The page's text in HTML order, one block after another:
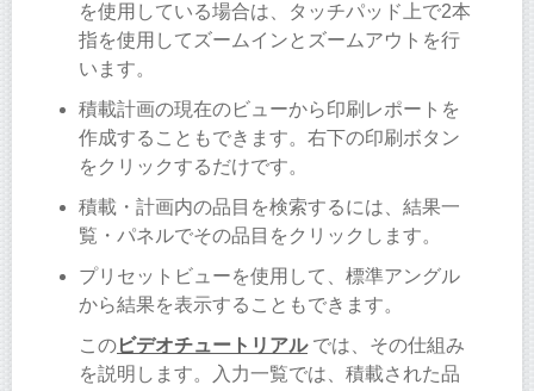
を使用している場合は、タッチパッド上で2本
指を使用してズームインとズームアウトを行
います。
積載計画の現在のビューから印刷レポートを
作成することもできます。右下の印刷ボタン
をクリックするだけです。
積載・計画内の品目を検索するには、結果一
覧・パネルでその品目をクリックします。
プリセットビューを使用して、標準アングル
から結果を表示することもできます。
このビデオチュートリアルでは、その仕組み
を説明します。入力一覧では、積載された品